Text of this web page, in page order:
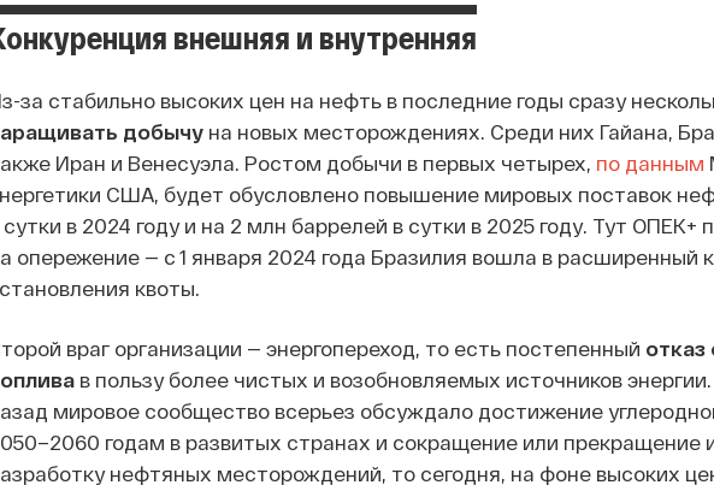
внешняя и внутренняя
за стабильно высоких цен на нефть в последние годы сразу
добычу на новых месторождениях. Среди них Гайана,
Иран и Венесуэла. Ростом добычи в первых четырех, по данным
США, будет обусловлено повышение мировых поставок
сутки в 2024 году и на 2 млн баррелей в сутки в 2025 году. Тут ОПЕК+
опережение — с 1 января 2024 года Бразилия вошла в расширенный
квоты.
враг организации — энергопереход, то есть постепенный отказ
в пользу более чистых и возобновляемых источников
мировое сообщество всерьез обсуждало достижение
годам в развитых странах и сокращение или прекращение
нефтяных месторождений, то сегодня, на фоне высоких